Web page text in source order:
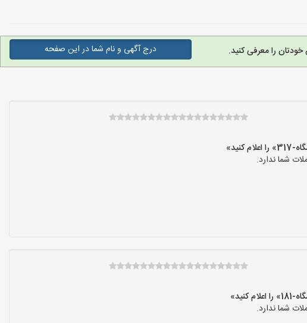
را معرفی کنید. درج آگهی و نام شما در این صفحه
شما ندارد.
شما ندارد.